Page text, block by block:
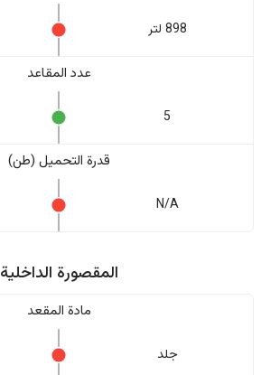
898 لتر
عدد المقاعد
5
قدرة التحميل (طن)
N/A
المقصورة الداخلية
مادة المقعد
جلد